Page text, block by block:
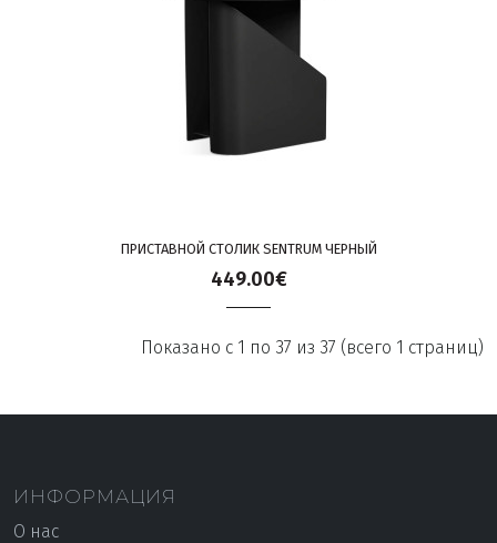
ПРИСТАВНОЙ СТОЛИК SENTRUM ЧЕРНЫЙ
449.00€
Показано с 1 по 37 из 37 (всего 1 страниц)
ИНФОРМАЦИЯ
О нас